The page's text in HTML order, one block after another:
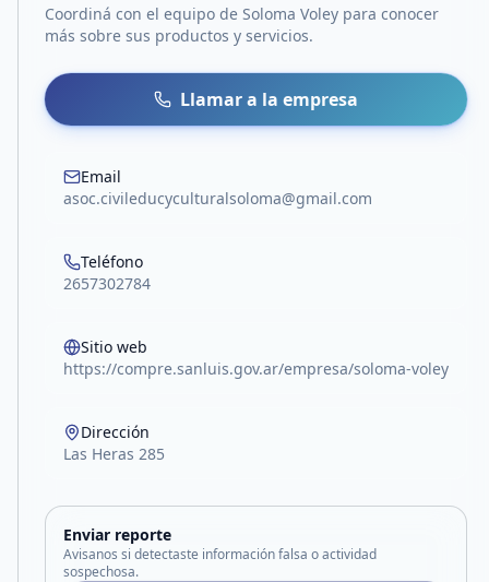
Coordiná con el equipo de Soloma Voley para conocer
más sobre sus productos y servicios.
Llamar a la empresa
Email
asoc.civileducyculturalsoloma@gmail.com
Teléfono
2657302784
Sitio web
https://compre.sanluis.gov.ar/empresa/soloma-voley
Dirección
Las Heras 285
Enviar reporte
Avisanos si detectaste información falsa o actividad
sospechosa.